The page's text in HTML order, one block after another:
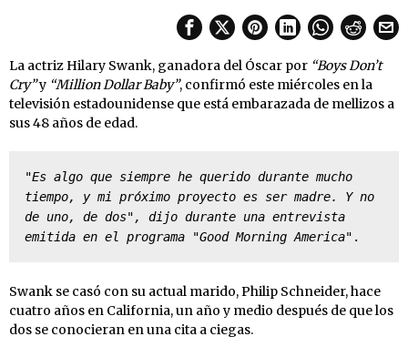
La actriz Hilary Swank, ganadora del Óscar por “Boys Don’t
Cry”y “Million Dollar Baby”, confirmó este miércoles en la
televisión estadounidense que está embarazada de mellizos a
sus 48 años de edad.
"Es algo que siempre he querido durante mucho
tiempo, y mi próximo proyecto es ser madre. Y no
de uno, de dos", dijo durante una entrevista
emitida en el programa "Good Morning America" .
Swank se casó con su actual marido, Philip Schneider, hace
cuatro años en California, un año y medio después de que los
dos se conocieran en una cita a ciegas.